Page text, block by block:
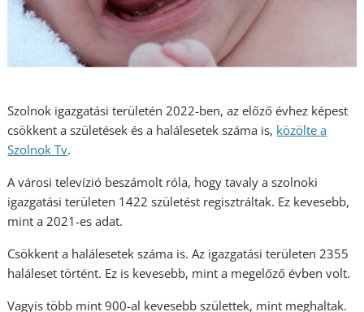
Szolnok igazgatási területén 2022-ben, az előző évhez képest
csökkent a születések és a halálesetek száma is, közölte a
Szolnok Tv.
A városi televízió beszámolt róla, hogy tavaly a szolnoki
igazgatási területen 1422 születést regisztráltak. Ez kevesebb,
mint a 2021-es adat.
Csökkent a halálesetek száma is. Az igazgatási területen 2355
haláleset történt. Ez is kevesebb, mint a megelőző évben volt.
Vagyis több mint 900-al kevesebb születtek, mint meghaltak.